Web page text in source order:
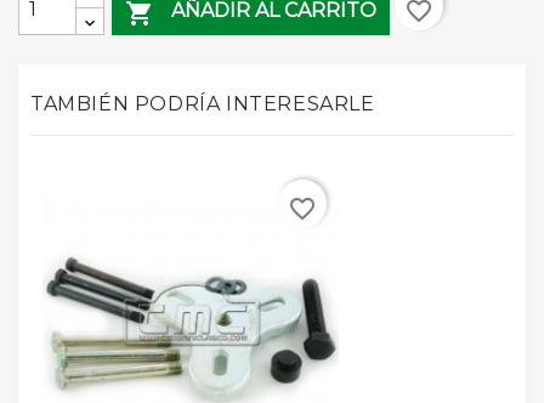
 AÑADIR AL CARRITO favorite_border
TAMBIÉN PODRÍA INTERESARLE
favorite_border